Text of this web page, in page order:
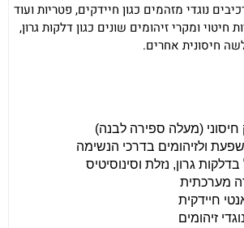
נוגדי מזהמים כגון חיידקים, פטריות ועוד
ומקרי זיהומים שונים כגון דלקות גרון,
חיסונית אחרים.
חיסוני (מעלה ספירה לבנה)
ולזיהומים בדרכי הנשימה
גרון, נזלת וסינוסיטיס
מערכתית
חיידקית
זיהומים